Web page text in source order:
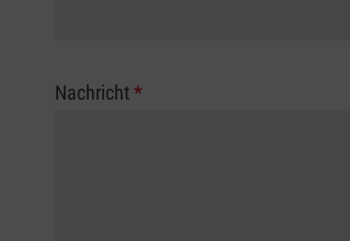
Nachricht*